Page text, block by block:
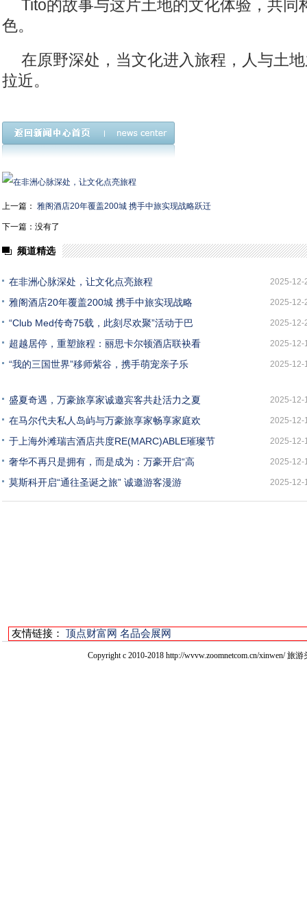
Tito的故事与这片土地的文化体验，共同
色。
在原野深处，当文化进入旅程，人与土
拉近。
上一篇： 雅阁酒店20年覆盖200城 携手中旅实现战略跃迁
下一篇：没有了
频道精选
在非洲心脉深处，让文化点亮旅程 2025-12-
雅阁酒店20年覆盖200城 携手中旅实现战略 2025-12-
“Club Med传奇75载，此刻尽欢聚”活动于巴 2025-12-
超越居停，重塑旅程：丽思卡尔顿酒店联袂看 2025-12-
“我的三国世界”移师紫谷，携手萌宠亲子乐 2025-12-
盛夏奇遇，万豪旅享家诚邀宾客共赴活力之夏 2025-12-
在马尔代夫私人岛屿与万豪旅享家畅享家庭欢 2025-12-
于上海外滩瑞吉酒店共度RE(MARC)ABLE璀璨节 2025-12-
奢华不再只是拥有，而是成为：万豪开启“高 2025-12-
莫斯科开启“通往圣诞之旅” 诚邀游客漫游 2025-12-
友情链接： 顶点财富网 名品会展网
Copyright c 2010-2018 http://wvvw.zoomnetcom.cn/xinwen/